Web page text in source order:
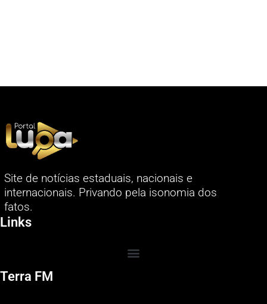
Site de notícias estaduais, nacionais e
internacionais. Privando pela isonomia dos
fatos.
Links
Terra FM